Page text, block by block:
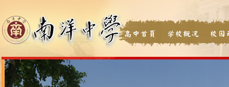
高中首页 学校概况 校园